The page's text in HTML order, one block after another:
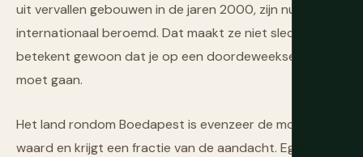
uit vervallen gebouwen in de jaren 2000, zijn nu
internationaal beroemd. Dat maakt ze niet slechter. Het
betekent gewoon dat je op een doordeweekse avond
moet gaan.
Het land rondom Boedapest is evenzeer de moeite
waard en krijgt een fractie van de aandacht. Eger, met